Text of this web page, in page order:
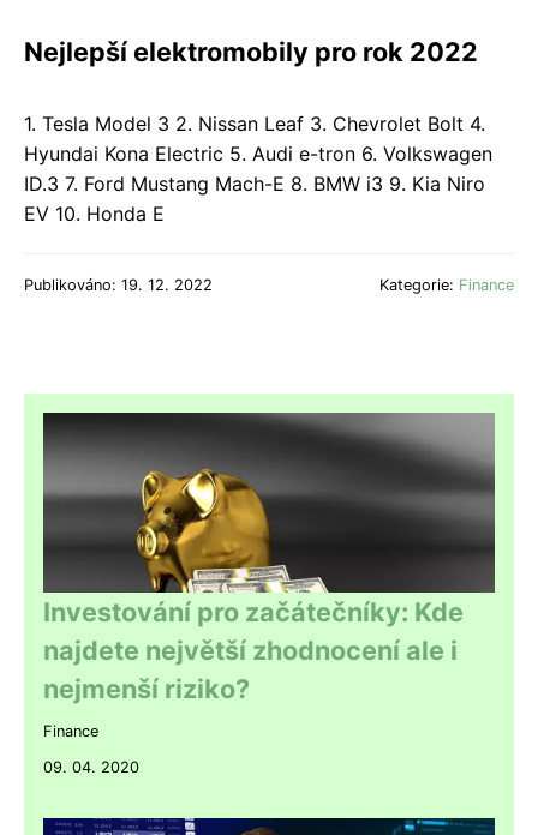
Nejlepší elektromobily pro rok 2022
1. Tesla Model 3 2. Nissan Leaf 3. Chevrolet Bolt 4.
Hyundai Kona Electric 5. Audi e-tron 6. Volkswagen
ID.3 7. Ford Mustang Mach-E 8. BMW i3 9. Kia Niro
EV 10. Honda E
Publikováno: 19. 12. 2022 Kategorie: Finance
Investování pro začátečníky: Kde
najdete největší zhodnocení ale i
nejmenší riziko?
Finance
09. 04. 2020